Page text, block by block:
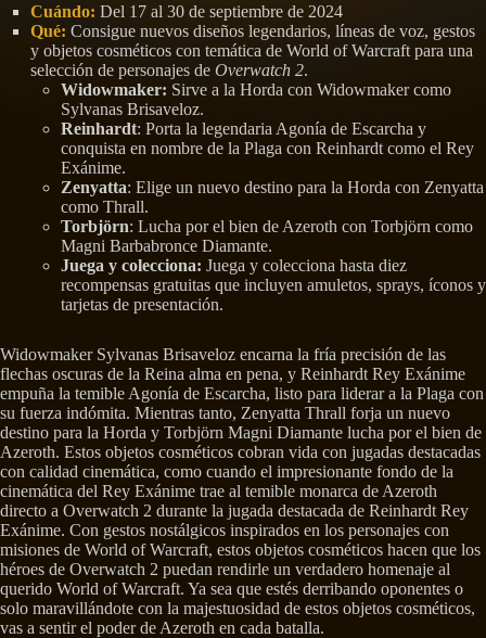
Cuándo: Del 17 al 30 de septiembre de 2024
Qué: Consigue nuevos diseños legendarios, líneas de voz, gestos
y objetos cosméticos con temática de World of Warcraft para una
selección de personajes de Overwatch 2.
Widowmaker: Sirve a la Horda con Widowmaker como
Sylvanas Brisaveloz.
Reinhardt: Porta la legendaria Agonía de Escarcha y
conquista en nombre de la Plaga con Reinhardt como el Rey
Exánime.
Zenyatta: Elige un nuevo destino para la Horda con Zenyatta
como Thrall.
Torbjörn: Lucha por el bien de Azeroth con Torbjörn como
Magni Barbabronce Diamante.
Juega y colecciona: Juega y colecciona hasta diez
recompensas gratuitas que incluyen amuletos, sprays, íconos y
tarjetas de presentación.
Widowmaker Sylvanas Brisaveloz encarna la fría precisión de las
flechas oscuras de la Reina alma en pena, y Reinhardt Rey Exánime
empuña la temible Agonía de Escarcha, listo para liderar a la Plaga con
su fuerza indómita. Mientras tanto, Zenyatta Thrall forja un nuevo
destino para la Horda y Torbjörn Magni Diamante lucha por el bien de
Azeroth. Estos objetos cosméticos cobran vida con jugadas destacadas
con calidad cinemática, como cuando el impresionante fondo de la
cinemática del Rey Exánime trae al temible monarca de Azeroth
directo a Overwatch 2 durante la jugada destacada de Reinhardt Rey
Exánime. Con gestos nostálgicos inspirados en los personajes con
misiones de World of Warcraft, estos objetos cosméticos hacen que los
héroes de Overwatch 2 puedan rendirle un verdadero homenaje al
querido World of Warcraft. Ya sea que estés derribando oponentes o
solo maravillándote con la majestuosidad de estos objetos cosméticos,
vas a sentir el poder de Azeroth en cada batalla.